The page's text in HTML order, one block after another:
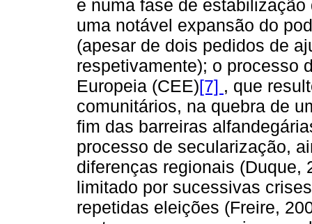
e numa fase de
uma notável expansão do
(apesar de dois pedidos de
respetivamente); o processo
Europeia (CEE)[7] , que
comunitários, na quebra de
fim das barreiras
processo de secularização,
diferenças regionais (Duque,
limitado por sucessivas
repetidas eleições (Freire,